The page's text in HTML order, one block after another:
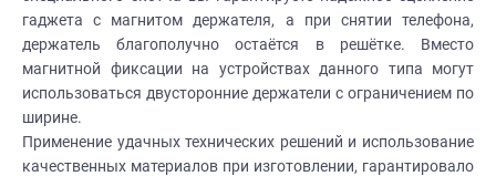
гаджета с магнитом держателя, а при снятии телефона,
держатель благополучно остаётся в решётке. Вместо
магнитной фиксации на устройствах данного типа могут
использоваться двусторонние держатели с ограничением по
ширине.
Применение удачных технических решений и использование
качественных материалов при изготовлении, гарантировало